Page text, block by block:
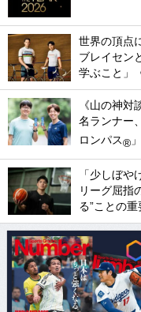
世界の頂点
ブレイセン
学ぶこと」
《山の神対
名ランナー
ロンパス®
「少しぼ
リーグ屈指
る”ことの重